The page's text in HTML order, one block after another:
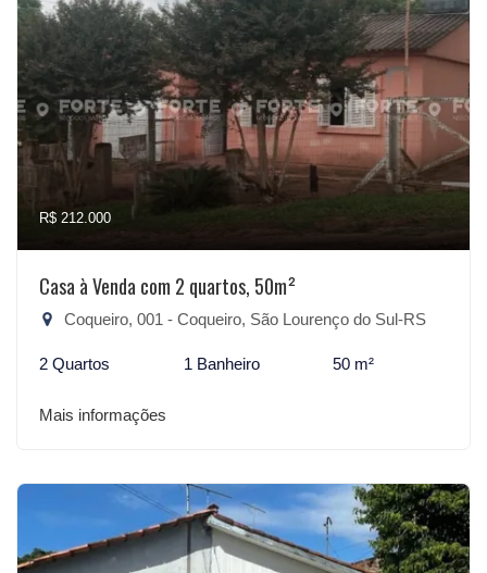
R$ 212.000
Casa à Venda com 2 quartos, 50m²
Coqueiro, 001 - Coqueiro, São Lourenço do Sul-RS
2 Quartos 1 Banheiro 50 m²
Mais informações